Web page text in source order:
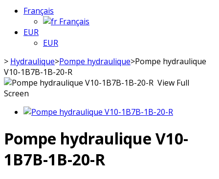
Français
Français
EUR
EUR
> Hydraulique>Pompe hydraulique>Pompe hydraulique
V10-1B7B-1B-20-R
View Full
Screen
Pompe hydraulique V10-
1B7B-1B-20-R